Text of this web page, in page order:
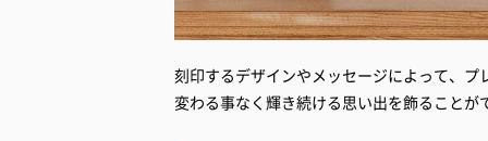
刻印するデザインやメッセージによって、
変わる事なく輝き続ける思い出を飾ることが